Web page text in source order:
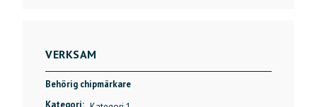
VERKSAM
Behörig chipmärkare
Kategori: